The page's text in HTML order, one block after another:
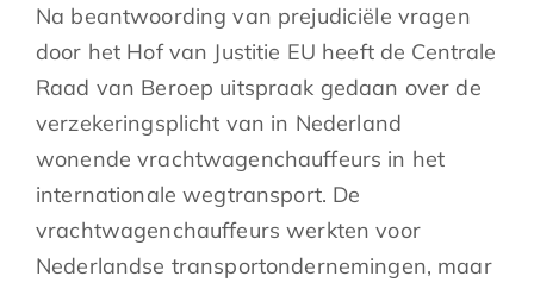
Na beantwoording van prejudiciële vragen
door het Hof van Justitie EU heeft de Centrale
Raad van Beroep uitspraak gedaan over de
verzekeringsplicht van in Nederland
wonende vrachtwagenchauffeurs in het
internationale wegtransport. De
vrachtwagenchauffeurs werkten voor
Nederlandse transportondernemingen, maar